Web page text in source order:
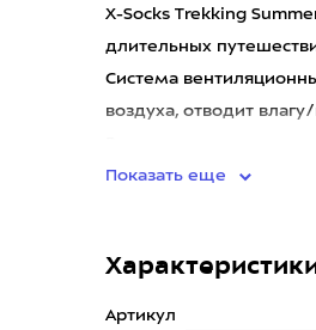
X-Socks Trekking
длительных
Система
воздуха, отводит влагу/
Показать еще
Артикул